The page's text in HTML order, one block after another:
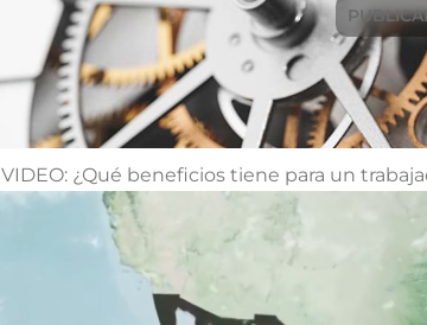
VIDEO: ¿Qué beneficios tiene para un